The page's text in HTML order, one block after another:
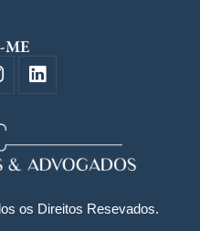
ME
L
e
d
n
os Direitos Resevados.